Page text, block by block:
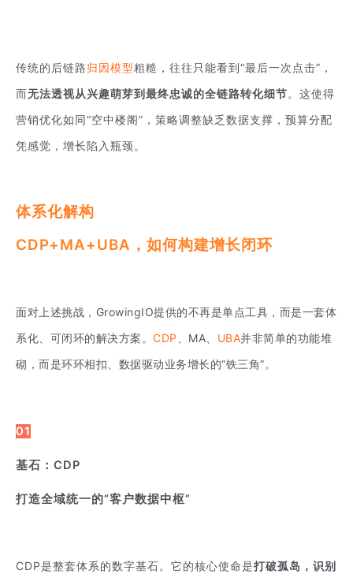
传统的后链路归因模型粗糙，往往只能看到“最后一次点击”，
而无法透视从兴趣萌芽到最终忠诚的全链路转化细节。这使得
营销优化如同“空中楼阁”，策略调整缺乏数据支撑，预算分配
凭感觉，增长陷入瓶颈。
体系化解构
CDP+MA+UBA，如何构建增长闭环
面对上述挑战，GrowingIO提供的不再是单点工具，而是一套体
系化、可闭环的解决方案。 CDP 、MA、 UBA并非简单的功能堆
砌，而是环环相扣、数据驱动业务增长的“铁三角”。
01
基石：CDP
打造全域统一的“客户数据中枢”
CDP是整套体系的数字基石。它的核心使命是打破孤岛，识别